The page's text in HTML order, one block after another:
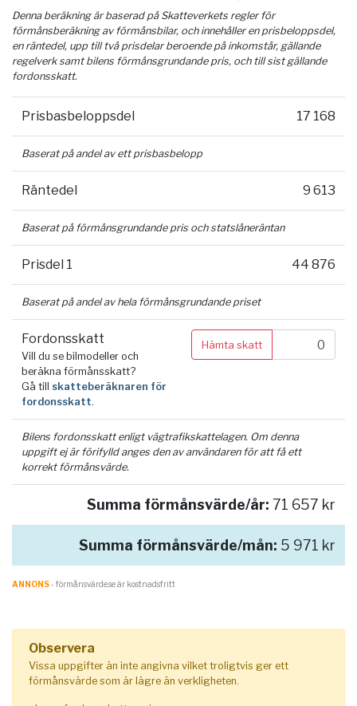
Denna beräkning är baserad på Skatteverkets regler för
förmånsberäkning av förmånsbilar, och innehåller en prisbeloppsdel,
en räntedel, upp till två prisdelar beroende på inkomstår, gällande
regelverk samt bilens förmånsgrundande pris, och till sist gällande
fordonsskatt.
Prisbasbeloppsdel 17 168
Baserat på andel av ett prisbasbelopp
Räntedel 9 613
Baserat på förmånsgrundande pris och statslåneräntan
Prisdel 1 44 876
Baserat på andel av hela förmånsgrundande priset
Fordonsskatt
Vill du se bilmodeller och
beräkna förmånsskatt?
Gå till skatteberäknaren för
fordonsskatt.
Hämta skatt
Bilens fordonsskatt enligt vägtrafikskattelagen. Om denna
uppgift ej är förifylld anges den av användaren för att få ett
korrekt förmånsvärde.
Summa förmånsvärde/år: 71 657 kr
Summa förmånsvärde/mån: 5 971 kr
ANNONS- förmånsvärde.se är kostnadsfritt
Observera
Vissa uppgifter än inte angivna vilket troligtvis ger ett
förmånsvärde som är lägre än verkligheten.